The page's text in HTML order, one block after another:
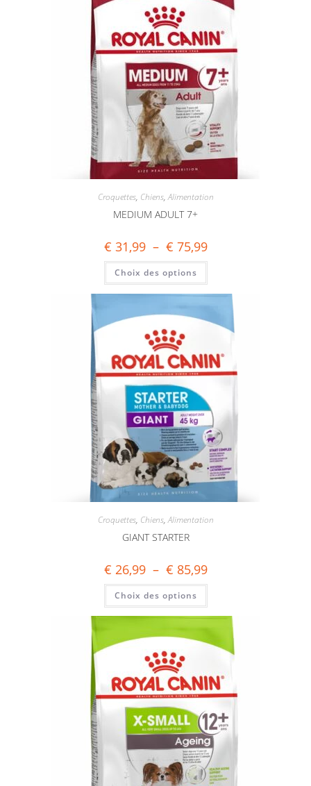
Croquettes, Chiens,Alimentation
MEDIUM ADULT 7+
€ 31,99 – € 75,99
Choix des options
Croquettes, Chiens,Alimentation
GIANT STARTER
€ 26,99 – € 85,99
Choix des options